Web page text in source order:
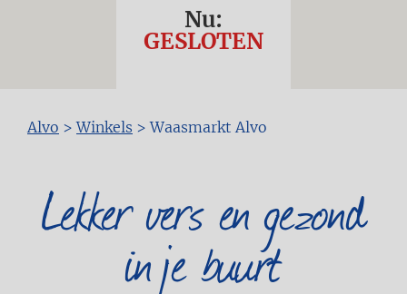
Nu:
GESLOTEN
Kruimelpad
Alvo >Winkels >Waasmarkt Alvo
Lekker vers en gezond
in je buurt